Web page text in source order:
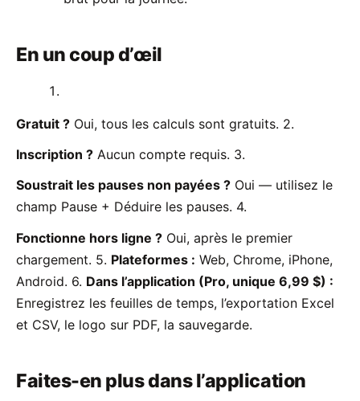
En un coup d’œil
Gratuit ? Oui, tous les calculs sont gratuits. 2.
Inscription ? Aucun compte requis. 3.
Soustrait les pauses non payées ? Oui — utilisez le
champ Pause + Déduire les pauses. 4.
Fonctionne hors ligne ? Oui, après le premier
chargement. 5. Plateformes : Web, Chrome, iPhone,
Android. 6. Dans l’application (Pro, unique 6,99 $) :
Enregistrez les feuilles de temps, l’exportation Excel
et CSV, le logo sur PDF, la sauvegarde.
Faites-en plus dans l’application